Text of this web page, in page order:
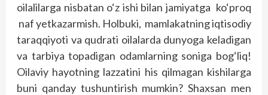
oilalilarga nisbatan o‘z ishi bilan jamiyatga ko‘proq
naf yetkazarmish. Holbuki, mamlakatning iqtisodiy
taraqqiyoti va qudrati oilalarda dunyoga keladigan
va tarbiya topadigan odamlarning soniga bog‘liq!
Oilaviy hayotning lazzatini his qilmagan kishilarga
buni qanday tushuntirish mumkin? Shaxsan men